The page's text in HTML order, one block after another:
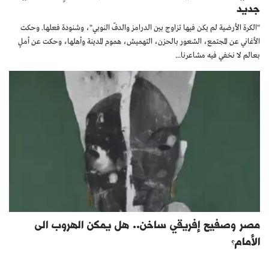
جديد
"الكرة الأرضية لم يكن فيها تزاوج بين الدرامز والدفّ النوبي"، وشنودة فعلها. وحكت
الأغاني عن المجتمع، الشعور بالحزن، التهميش، هموم المدينة وأهلها، وحكت عن أملٍ
بعالم لا نخفي فيه مشاعرنا...
مصر وصفيح إفريقي ساخن.. هل يمكن الهروب الى
الأمام؟